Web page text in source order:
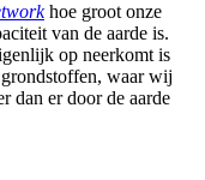
hoe groot onze
van de aarde is.
op neerkomt is
waar wij
dan er door de aarde